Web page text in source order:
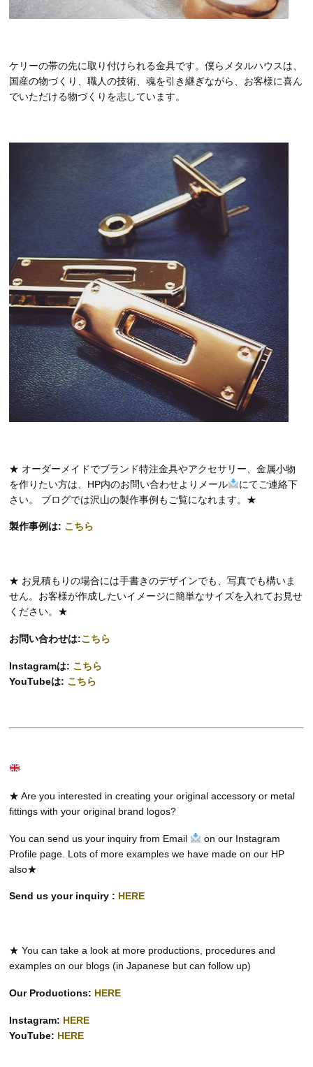
ケリーの帯の先に取り付けられる金具です。僕らメタルハウスは、
国産の物づくり、職人の技術、魂を引き継ぎながら、お客様に喜ん
でいただける物づくりを志しています。
★ オーダーメイドでブランド特注金具やアクセサリー、金属小物
を作りたい方は、HP内のお問い合わせよりメール
にてご連絡下
さい。 ブログでは沢山の製作事例もご覧になれます。★
製作事例は: こちら
★ お見積もりの場合には手書きのデザインでも、写真でも構いま
せん。お客様が作成したいイメージに簡単なサイズを入れてお見せ
ください。★
お問い合わせは:こちら
Instagramは: こちら
YouTubeは: こちら
★ Are you interested in creating your original accessory or metal
fittings with your original brand logos?
You can send us your inquiry from Email
on our Instagram
Profile page. Lots of more examples we have made on our HP
also★
Send us your inquiry : HERE
★ You can take a look at more productions, procedures and
examples on our blogs (in Japanese but can follow up)
Our Productions: HERE
Instagram: HERE
YouTube: HERE